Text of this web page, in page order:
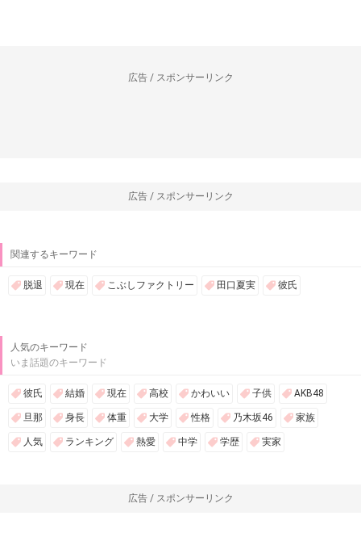
広告 / スポンサーリンク
広告 / スポンサーリンク
関連するキーワード
脱退 現在 こぶしファクトリー 田口夏実 彼氏
人気のキーワード
いま話題のキーワード
彼氏 結婚 現在 高校 かわいい 子供 AKB48
旦那 身長 体重 大学 性格 乃木坂46 家族
人気 ランキング 熱愛 中学 学歴 実家
広告 / スポンサーリンク